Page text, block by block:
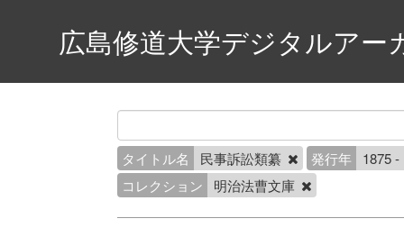
広島修道大学デジタルアー
タイトル名 民事訴訟類纂 発行年
1875
コレクション
明治法曹文庫